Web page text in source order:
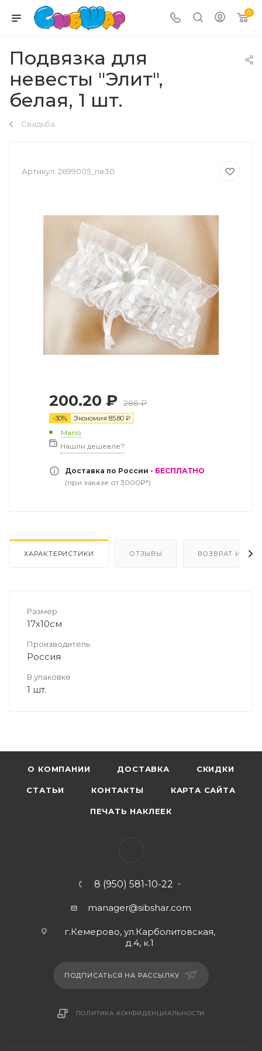
0
Подвязка для
невесты "Элит",
белая, 1 шт.
Свадьба
Артикул: 2699005_ne30
200.20 ₽ 286₽
-30% Экономия 85.80 ₽
Мало
Нашли дешевле?
Доставка по России - БЕСПЛАТНО
(при заказе от 3000₽*)
ХАРАКТЕРИСТИКИ ОТЗЫВЫ ВОЗВРАТ И
Размер
17х10см
Производитель
Россия
В упаковке
1 шт.
О КОМПАНИИ ДОСТАВКА СКИДКИ
СТАТЬИ КОНТАКТЫ КАРТА САЙТА
ПЕЧАТЬ НАКЛЕЕК
8 (950) 581-10-22
manager@sibshar.com
г.Кемерово, ул.Карболитовская,
д.4, к.1
ПОДПИСАТЬСЯ НА РАССЫЛКУ
ПОЛИТИКА КОНФИДЕНЦИАЛЬНОСТИ